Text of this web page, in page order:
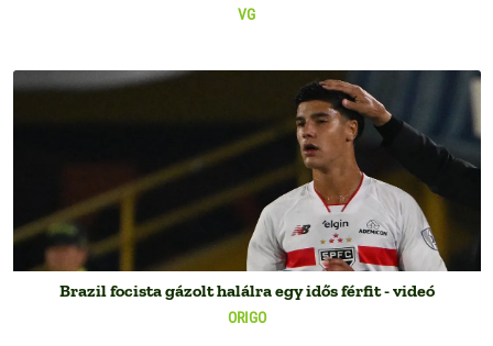
VG
ORIGO
Brazil focista gázolt halálra egy idős férfit - videó